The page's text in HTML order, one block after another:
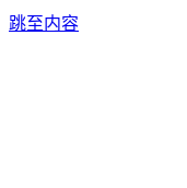
跳至内容